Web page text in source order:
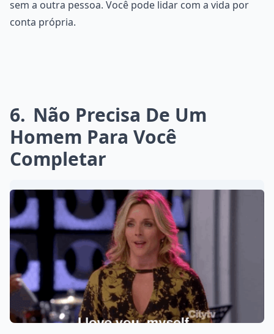
sem a outra pessoa. Você pode lidar com a vida por
conta própria.
6 Não Precisa De Um
Homem Para Você
Completar